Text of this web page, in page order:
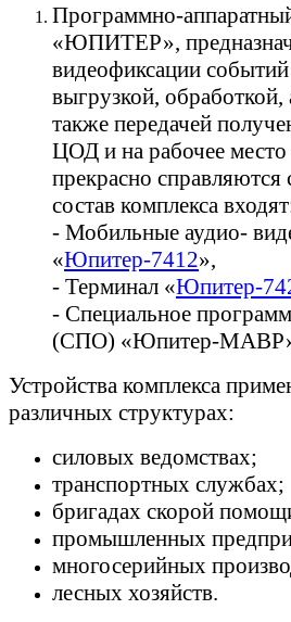
Программно-
«ЮПИТЕР»,
видеофиксации
выгрузкой, обработкой,
также передачей
ЦОД и на рабочее
прекрасно справляются
состав комплекса
- Мобильные аудио-
«Юпитер-7412»,
- Терминал «Юпитер-
- Специальное
(СПО) «Юпитер-
Устройства комплекса
различных структурах:
силовых ведомствах;
транспортных службах;
бригадах скорой
промышленных
многосерийных
лесных хозяйств.